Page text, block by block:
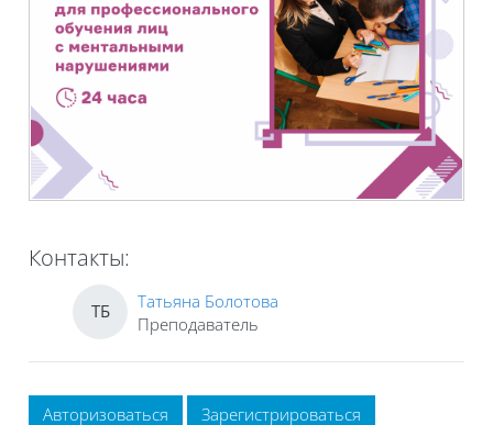
Контакты:
ТБ
Татьяна Болотова
Преподаватель
Авторизоваться Зарегистрироваться